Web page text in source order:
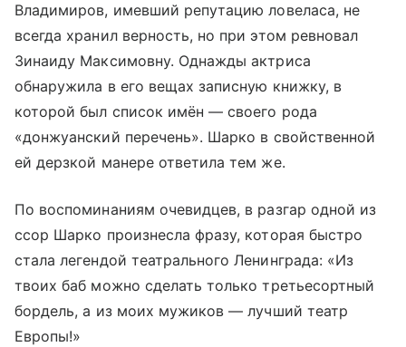
Владимиров, имевший репутацию ловеласа, не
всегда хранил верность, но при этом ревновал
Зинаиду Максимовну. Однажды актриса
обнаружила в его вещах записную книжку, в
которой был список имён — своего рода
«донжуанский перечень». Шарко в свойственной
ей дерзкой манере ответила тем же.
По воспоминаниям очевидцев, в разгар одной из
ссор Шарко произнесла фразу, которая быстро
стала легендой театрального Ленинграда: «Из
твоих баб можно сделать только третьесортный
бордель, а из моих мужиков — лучший театр
Европы!»